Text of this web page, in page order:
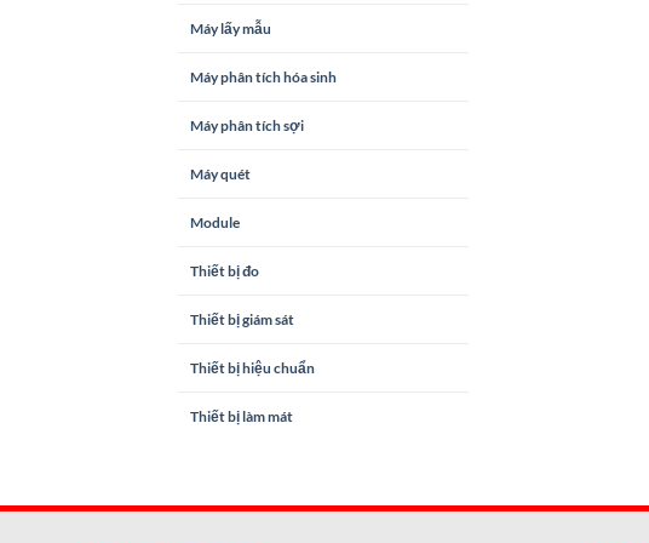
Máy lấy mẫu
Máy phân tích hóa sinh
Máy phân tích sợi
Máy quét
Module
Thiết bị đo
Thiết bị giám sát
Thiết bị hiệu chuẩn
Thiết bị làm mát